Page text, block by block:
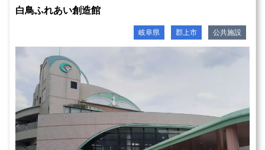
白鳥ふれあい創造館
岐阜県 郡上市 公共施設